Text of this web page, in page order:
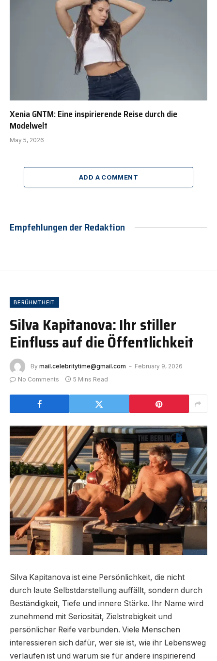
Xenia GNTM: Eine inspirierende Reise durch die
Modelwelt
May 5, 2026
ADD A COMMENT
Empfehlungen der Redaktion
BERÜHMTHEIT
Silva Kapitanova: Ihr stiller
Einfluss auf die Öffentlichkeit
By mail.celebritytime@gmail.com
February 9, 2026
No Comments
5 Mins Read
Silva Kapitanova ist eine Persönlichkeit, die nicht
durch laute Selbstdarstellung auffällt, sondern durch
Beständigkeit, Tiefe und innere Stärke. Ihr Name wird
zunehmend mit Seriosität, Zielstrebigkeit und
persönlicher Reife verbunden. Viele Menschen
interessieren sich dafür, wer sie ist, wie ihr Lebensweg
verlaufen ist und warum sie für andere inspirierend